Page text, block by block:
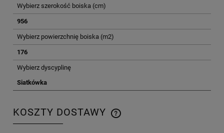
Wybierz szerokość boiska (cm)
956
Wybierz powierzchnię boiska (m2)
176
Wybierz dyscyplinę
Siatkówka
KOSZTY DOSTAWY
CENA NIE ZAWIERA EWENTUALNYCH KOSZTÓW